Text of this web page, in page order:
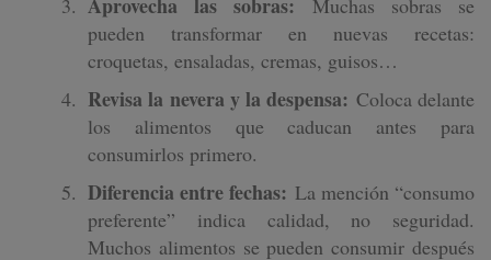
Aprovecha las sobras: Muchas sobras se
pueden transformar en nuevas recetas:
croquetas, ensaladas, cremas, guisos…
Revisa la nevera y la despensa: Coloca delante
los alimentos que caducan antes para
consumirlos primero.
Diferencia entre fechas: La mención “consumo
preferente” indica calidad, no seguridad.
Muchos alimentos se pueden consumir después